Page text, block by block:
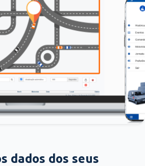
dados dos seus